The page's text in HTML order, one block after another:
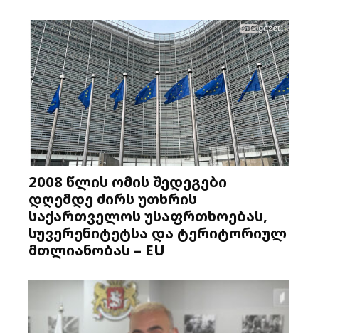
2008 წლის ომის შედეგები
დღემდე ძირს უთხრის
საქართველოს უსაფრთხოებას,
სუვერენიტეტსა და ტერიტორიულ
მთლიანობას – EU